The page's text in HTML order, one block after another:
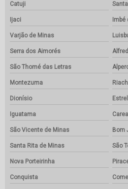
Catuji
Ijaci
Varjão de Minas
Serra dos Aimorés
São Thomé das Letras
Montezuma
Dionísio
Iguatama
São Vicente de Minas Bom
Santa Rita de Minas São
Nova Porteirinha
Conquista